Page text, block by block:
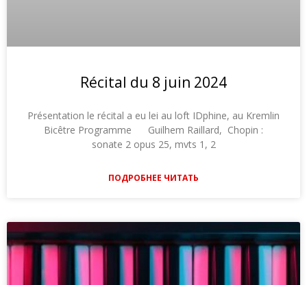
Récital du 8 juin 2024
Présentation le récital a eu lei au loft IDphine, au Kremlin
Bicêtre Programme Guilhem Raillard, Chopin :
sonate 2 opus 25, mvts 1, 2
ПОДРОБНЕЕ ЧИТАТЬ